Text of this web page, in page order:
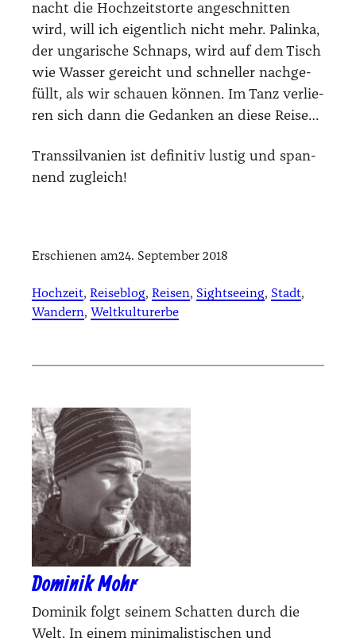
nacht die Hoch­zeits­tor­te ange­schnit­ten
wird, will ich eigent­lich nicht mehr. Palin­ka,
der unga­ri­sche Schnaps, wird auf dem Tisch
wie Was­ser gereicht und schnel­ler nach­ge­
füllt, als wir schau­en kön­nen. Im Tanz ver­lie­
ren sich dann die Gedan­ken an die­se Rei­se…
Trans­sil­va­ni­en ist defi­ni­tiv lus­tig und span­
nend zugleich!
Erschienen am24. September 2018
Hochzeit, Reiseblog, Reisen, Sightseeing, Stadt
Wandern, Weltkulturerbe
Dominik Mohr
Dominik folgt seinem Schatten durch die
Welt. In einem minimalistischen und